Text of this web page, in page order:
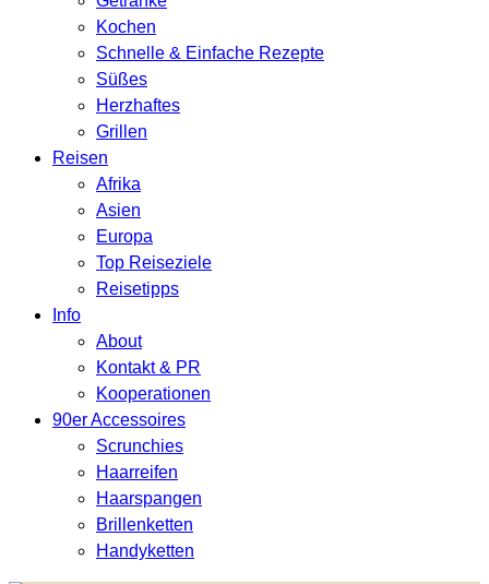
Kochen
Schnelle & Einfache Rezepte
Süßes
Herzhaftes
Grillen
Reisen
Afrika
Asien
Europa
Top Reiseziele
Reisetipps
Info
About
Kontakt & PR
Kooperationen
90er Accessoires
Scrunchies
Haarreifen
Haarspangen
Brillenketten
Handyketten